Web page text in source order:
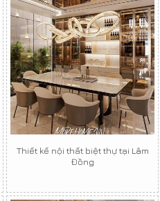
Thiết kế nội thất biệt thự tại Lâm
Đồng